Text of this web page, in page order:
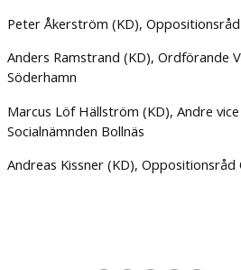
Peter Åkerström (KD),
Anders Ramstrand (KD), Ordförande
Söderhamn
Marcus Löf Hällström (KD), Andre
Socialnämnden Bollnäs
Andreas Kissner (KD), Oppositionsråd